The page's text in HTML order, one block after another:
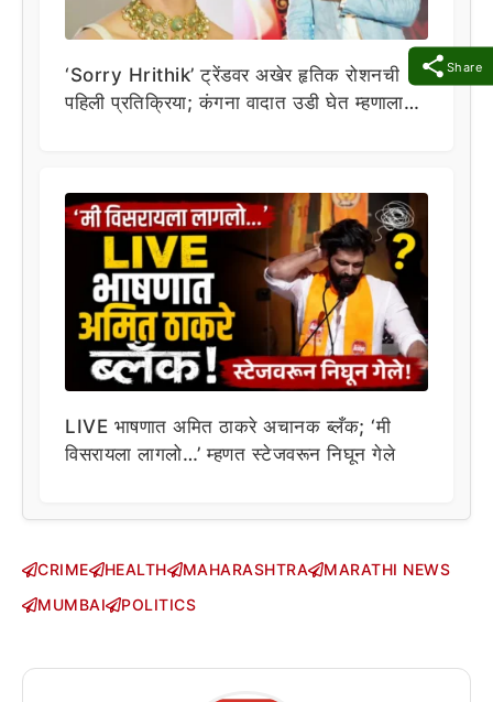
Share
‘Sorry Hrithik’ ट्रेंडवर अखेर हृतिक रोशनची
पहिली प्रतिक्रिया; कंगना वादात उडी घेत म्हणाला…
LIVE भाषणात अमित ठाकरे अचानक ब्लँक; ‘मी
विसरायला लागलो…’ म्हणत स्टेजवरून निघून गेले
CRIME HEALTH MAHARASHTRA
MARATHI NEWS
MUMBAI
POLITICS